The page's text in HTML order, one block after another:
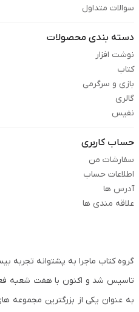
سوالات متداول
دسته بندی محصولات
نوشت افزار
کتاب
بازی و سرگرمی
گالری
نفیس
حساب کاربری
سفارشات من
اطلاعات حساب
آدرس ها
علاقه مندی ها
تاسیس شد و اکنون با هفت شعبه
به عنوان یکی از بزرگترین مجموعه